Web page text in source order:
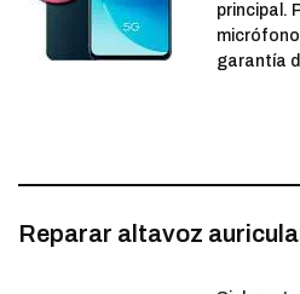
principal.
garantía
Reparar altavoz